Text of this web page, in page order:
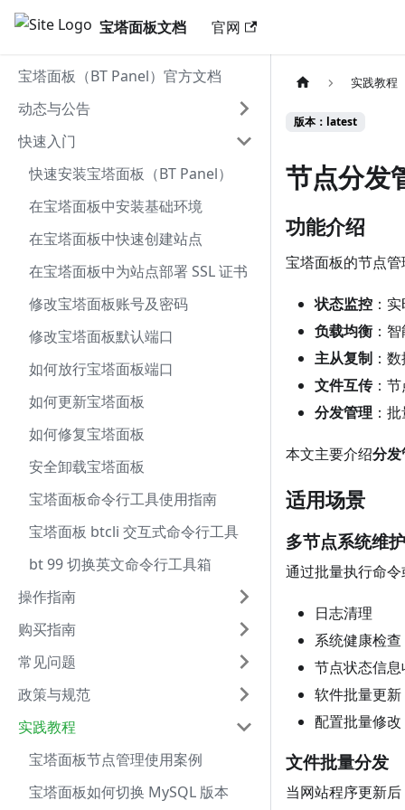
宝塔面板文档 官网
宝塔面板（BT Panel）官方文档
动态与公告
快速入门
快速安装宝塔面板（BT Panel）
在宝塔面板中安装基础环境
在宝塔面板中快速创建站点
在宝塔面板中为站点部署 SSL 证书
修改宝塔面板账号及密码
修改宝塔面板默认端口
如何放行宝塔面板端口
如何更新宝塔面板
如何修复宝塔面板
安全卸载宝塔面板
宝塔面板命令行工具使用指南
宝塔面板 btcli 交互式命令行工具
bt 99 切换英文命令行工具箱
操作指南
购买指南
常见问题
政策与规范
实践教程
宝塔面板节点管理使用案例
宝塔面板如何切换 MySQL 版本
实践教程
版本：latest
节点分发
功能介绍
宝塔面板的节点
状态监控 ：
负载均衡 ：
主从复制 ：
文件互传：
分发管理 ：
本文主要介绍分
适用场景
多节点系统维护
通过批量执行命
日志清理
系统健康检查
节点状态信
软件批量更新
配置批量修改
文件批量分发
当网站程序更新